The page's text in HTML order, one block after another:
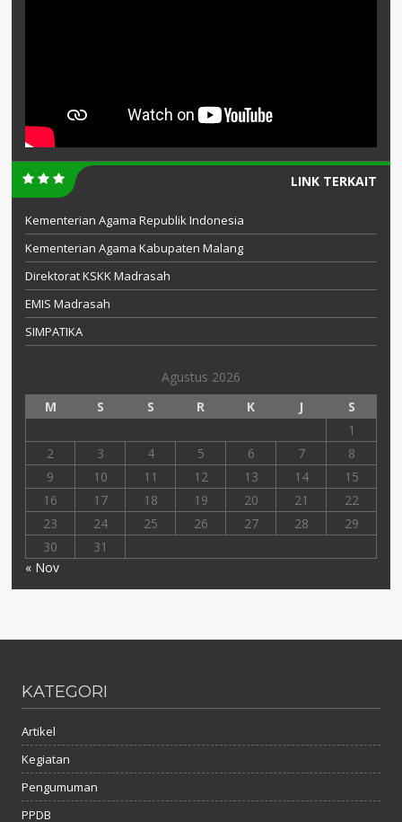
LINK TERKAIT
Kementerian Agama Republik Indonesia
Kementerian Agama Kabupaten Malang
Direktorat KSKK Madrasah
EMIS Madrasah
SIMPATIKA
Agustus 2026
M
S S R K J
S
1
2
3 4 5 6 7
8
9
10 11 12 13 14
15
16
17 18 19 20 21
22
23
24 25 26 27 28
29
30
31
« Nov
KATEGORI
Artikel
Kegiatan
Pengumuman
PPDB